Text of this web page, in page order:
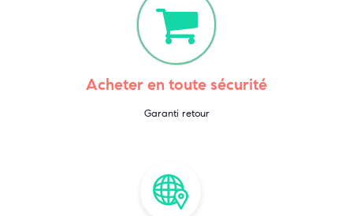
Acheter en toute sécurité
Garanti retour